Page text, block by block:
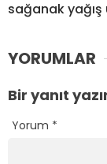
sağanak yağış
YORUMLAR
Bir yanıt
Yorum *